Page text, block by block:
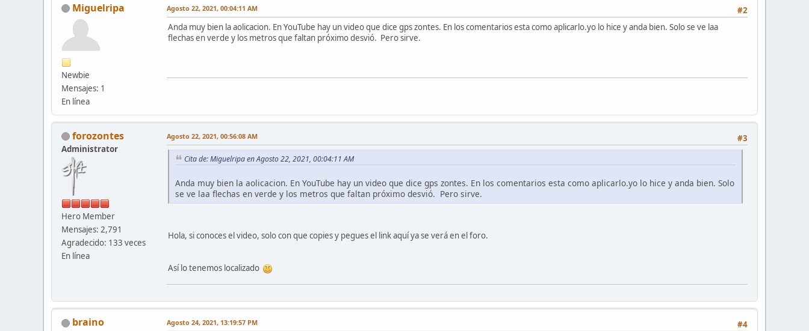
Miguelripa
Newbie
Mensajes: 1
En línea
#2
Agosto 22, 2021, 00:04:11 AM
Anda muy bien la aolicacion. En YouTube hay un video que dice gps zontes. En los comentarios esta como aplicarlo.yo lo hice y anda bien. Solo se ve laa
flechas en verde y los metros que faltan próximo desvió. Pero sirve.
forozontes
Administrator
Hero Member
Mensajes: 2,791
Agradecido: 133 veces
En línea
#3
Agosto 22, 2021, 00:56:08 AM
Cita de: Miguelripa en Agosto 22, 2021, 00:04:11 AM
Anda muy bien la aolicacion. En YouTube hay un video que dice gps zontes. En los comentarios esta como aplicarlo.yo lo hice y anda bien. Solo
se ve laa flechas en verde y los metros que faltan próximo desvió. Pero sirve.
Hola, si conoces el video, solo con que copies y pegues el link aquí ya se verá en el foro.
Así lo tenemos localizado
braino #4
Agosto 24, 2021, 13:19:57 PM